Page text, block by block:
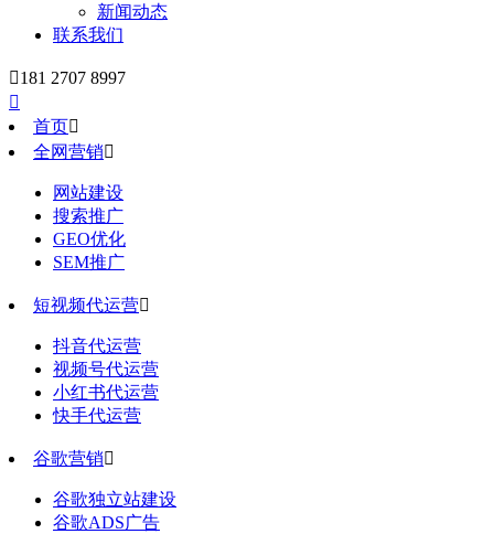
新闻动态
联系我们
181 2707 8997

首页
全网营销
网站建设
搜索推广
GEO优化
SEM推广
短视频代运营
抖音代运营
视频号代运营
小红书代运营
快手代运营
谷歌营销
谷歌独立站建设
谷歌ADS广告